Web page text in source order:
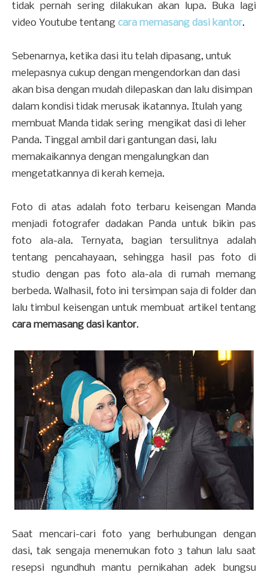
tidak pernah sering dilakukan akan lupa. Buka lagi
video Youtube tentang cara memasang dasi kantor.
Sebenarnya, ketika dasi itu telah dipasang, untuk
melepasnya cukup dengan mengendorkan dan dasi
akan bisa dengan mudah dilepaskan dan lalu disimpan
dalam kondisi tidak merusak ikatannya. Itulah yang
membuat Manda tidak sering mengikat dasi di leher
Panda. Tinggal ambil dari gantungan dasi, lalu
memakaikannya dengan mengalungkan dan
mengetatkannya di kerah kemeja.
Foto di atas adalah foto terbaru keisengan Manda
menjadi fotografer dadakan Panda untuk bikin pas
foto ala-ala. Ternyata, bagian tersulitnya adalah
tentang pencahayaan, sehingga hasil pas foto di
studio dengan pas foto ala-ala di rumah memang
berbeda. Walhasil, foto ini tersimpan saja di folder dan
lalu timbul keisengan untuk membuat artikel tentang
cara memasang dasi kantor.
Saat mencari-cari foto yang berhubungan dengan
dasi, tak sengaja menemukan foto 3 tahun lalu saat
resepsi ngundhuh mantu pernikahan adek bungsu